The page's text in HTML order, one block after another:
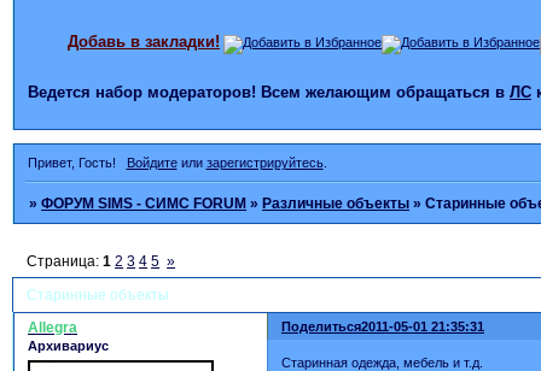
Добавь в закладки!
Ведется набор модераторов! Всем желающим обращаться в ЛС
Привет, Гость! Войдитеили зарегистрируйтесь.
»ФОРУМ SIMS - СИМС FORUM »Различные объекты »Старинные
Старинные объекты
Страница:1 2 3 4 5 »
Поделиться2011-05-01 21:35:31
Allegra
Архивариус
Старинная одежда, мебель и т.д.